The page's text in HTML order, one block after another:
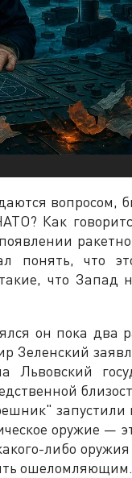
вопросом,
Как
понять, что
что Запад
он пока два
Львовский
запустили
оружие —
либо оружия
ошеломляющим.